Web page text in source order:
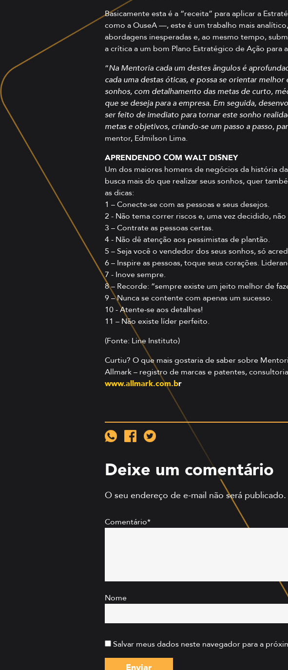
Basicamente esta é a “receita” para aplicar a
como a OuseA —, este é um trabalho mais
abordagens inesperadas e, ao mesmo tempo,
a crítica a um bom Plano Estratégico de Ação para
“Na Mentoria cada um destes ângulos é
cada uma destas óticas, e possa se orientar
sonhos, com detalhamento das metas de curto,
que se deseja para a empresa. Em seguida,
ser feito de imediato para tornar este sonho
metas e objetivos, criando-se um passo a passo,
mentor, Edmilson Lima.
APRENDENDO COM WALT DISNEY
Um dos maiores homens de negócios da história
busca mais do que realizar seus sonhos, quer
as dicas:
1 – Conecte-se com as pessoas e seus desejos.
2 - Não tema correr riscos e, uma vez decidido, não
3 – Contrate as pessoas certas.
4 - Não dê atenção aos pessimistas de plantão.
5 – Seja você o vendedor dos seus sonhos, só
6 – Inspire as pessoas, toque seus corações.
7 - Inove sempre.
8 – Recorde: “sempre existe um jeito melhor de
9 – Nunca se contente com apenas um sucesso.
10 - Atente-se aos detalhes!
11 – Não existe líder perfeito.
(Fonte: Line Instituto)
Curtiu? O que mais gostaria de saber sobre
Allmark – registro de marcas e patentes,
www.allmark.com.br
Deixe um comentário
O seu endereço de e-mail não será publicado.
Comentário*
Nome
Salvar meus dados neste navegador para a